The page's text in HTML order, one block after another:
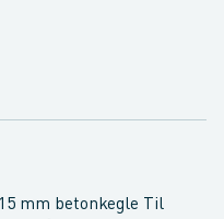
mm betonkegle Til